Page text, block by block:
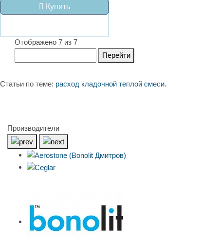
Купить
Отображено 7 из 7
Перейти
Статьи по теме: расход кладочной теплой смеси.
Производители